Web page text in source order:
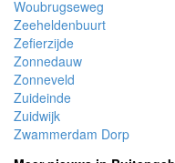
Woubrugseweg
Zeeheldenbuurt
Zefierzijde
Zonnedauw
Zonneveld
Zuideinde
Zuidwijk
Zwammerdam Dorp